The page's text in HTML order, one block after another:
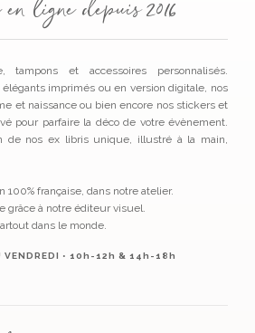
en ligne depuis 2016
tampons et accessoires personnalisés.
imprimés ou en version digitale, nos
et naissance ou bien encore nos stickers et
pour parfaire la déco de votre évènement.
de nos ex libris unique, illustré à la main,
100% française, dans notre atelier.
grâce à notre éditeur visuel.
dans le monde.
VENDREDI • 10h-12h & 14h-18h